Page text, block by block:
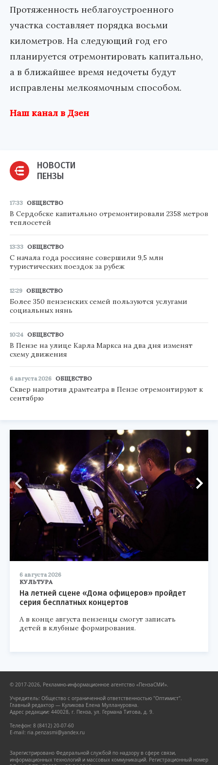
Протяженность неблагоустроенного
участка составляет порядка восьми
километров. На следующий год его
планируется отремонтировать капитально,
а в ближайшее время недочеты будут
исправлены мелкоямочным способом.
Наш канал в Дзен
НОВОСТИ
ПЕНЗЫ
17:33 ОБЩЕСТВО
В Сердобске капитально отремонтировали 2358 метров
теплосетей
13:33 ОБЩЕСТВО
С начала года россияне совершили 9,5 млн
туристических поездок за рубеж
12:29 ОБЩЕСТВО
Более 350 пензенских семей пользуются услугами
социальных нянь
10:24 ОБЩЕСТВО
В Пензе на улице Карла Маркса на два дня изменят
схему движения
6 августа 2026 ОБЩЕСТВО
Сквер напротив драмтеатра в Пензе отремонтируют к
сентябрю
6 августа 2026
КУЛЬТУРА
На летней сцене «Дома офицеров» пройдет
серия бесплатных концертов
А в конце августа пензенцы смогут записать
детей в клубные формирования.
© 2017-2026, Рекламно-информационное агентство «ПензаСМИ».
Учредитель: Общество с ограниченной ответственностью "Оптимист".
Главный редактор — Куликова Елена Муллануровна.
Адрес редакции: 440028, г. Пенза, ул. Германа Титова, д. 9.
Телефон: 8 (8412) 20-07-60
E-mail: ria.penzasmi@yandex.ru
Зарегистрировано Федеральной службой по надзору в сфере связи,
информационных технологий и массовых коммуникаций. Регистрационный номер